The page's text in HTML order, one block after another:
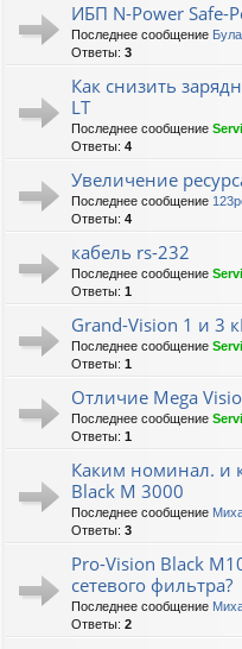
ИБП N-Power Safe-
Последнее сообщение
Ответы: 3
Как снизить
LT
Последнее сообщение
Ответы: 4
Увеличение
Последнее сообщение
Ответы: 4
кабель rs-232
Последнее сообщение
Ответы: 1
Grand-Vision 1 и 3
Последнее сообщение
Ответы: 1
Отличие Mega
Последнее сообщение
Ответы: 1
Каким номинал. и
Black M 3000
Последнее сообщение
Ответы: 3
Pro-Vision Black
сетевого фильтра?
Последнее сообщение
Ответы: 2